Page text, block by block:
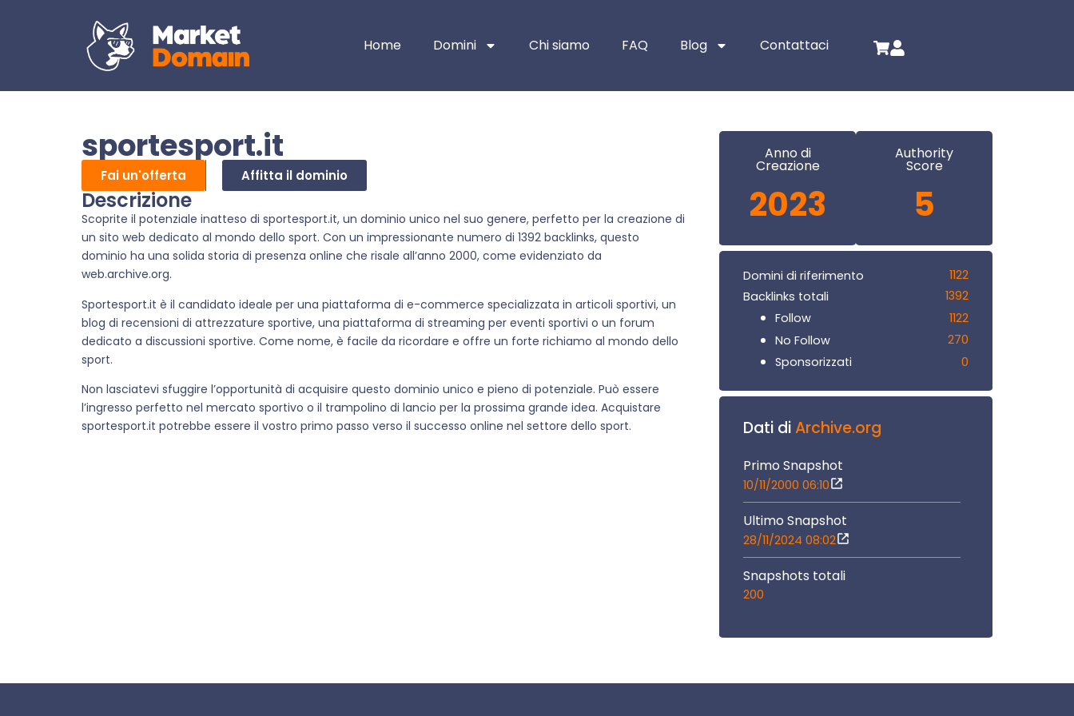
Home Domini Chi siamo FAQ Blog Contattaci
sportesport.it
Fai un'offerta Affitta il dominio
Descrizione
Scoprite il potenziale inatteso di sportesport.it, un dominio unico nel suo genere, perfetto per la creazione di
un sito web dedicato al mondo dello sport. Con un impressionante numero di 1392 backlinks, questo
dominio ha una solida storia di presenza online che risale all’anno 2000, come evidenziato da
web.archive.org.
Sportesport.it è il candidato ideale per una piattaforma di e-commerce specializzata in articoli sportivi, un
blog di recensioni di attrezzature sportive, una piattaforma di streaming per eventi sportivi o un forum
dedicato a discussioni sportive. Come nome, è facile da ricordare e offre un forte richiamo al mondo dello
sport.
Non lasciatevi sfuggire l’opportunità di acquisire questo dominio unico e pieno di potenziale. Può essere
l’ingresso perfetto nel mercato sportivo o il trampolino di lancio per la prossima grande idea. Acquistare
sportesport.it potrebbe essere il vostro primo passo verso il successo online nel settore dello sport.
Anno di
Creazione
2023
Authority
Score
5
Domini di riferimento
1122
Backlinks totali
1392
Follow
1122
No Follow
270
Sponsorizzati
0
Dati diArchive.org
Primo Snapshot
10/11/2000 06:10
Ultimo Snapshot
28/11/2024 08:02
Snapshots totali
200